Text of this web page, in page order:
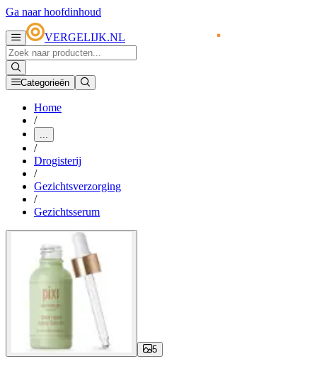
Ga naar hoofdinhoud
VERGELIJK.NL
Categorieën
Home
/
...
/
Drogisterij
/
Gezichtsverzorging
/
Gezichtsserum
5